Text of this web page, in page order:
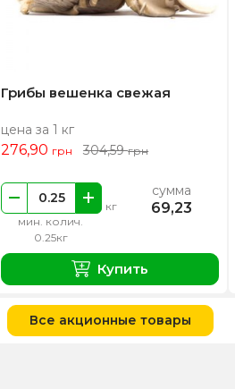
Грибы вешенка свежая
цена за 1 кг
276,90 грн 304,59грн
мин. колич.
0.25кг
кг
сумма
69,23
Купить
Все акционные товары